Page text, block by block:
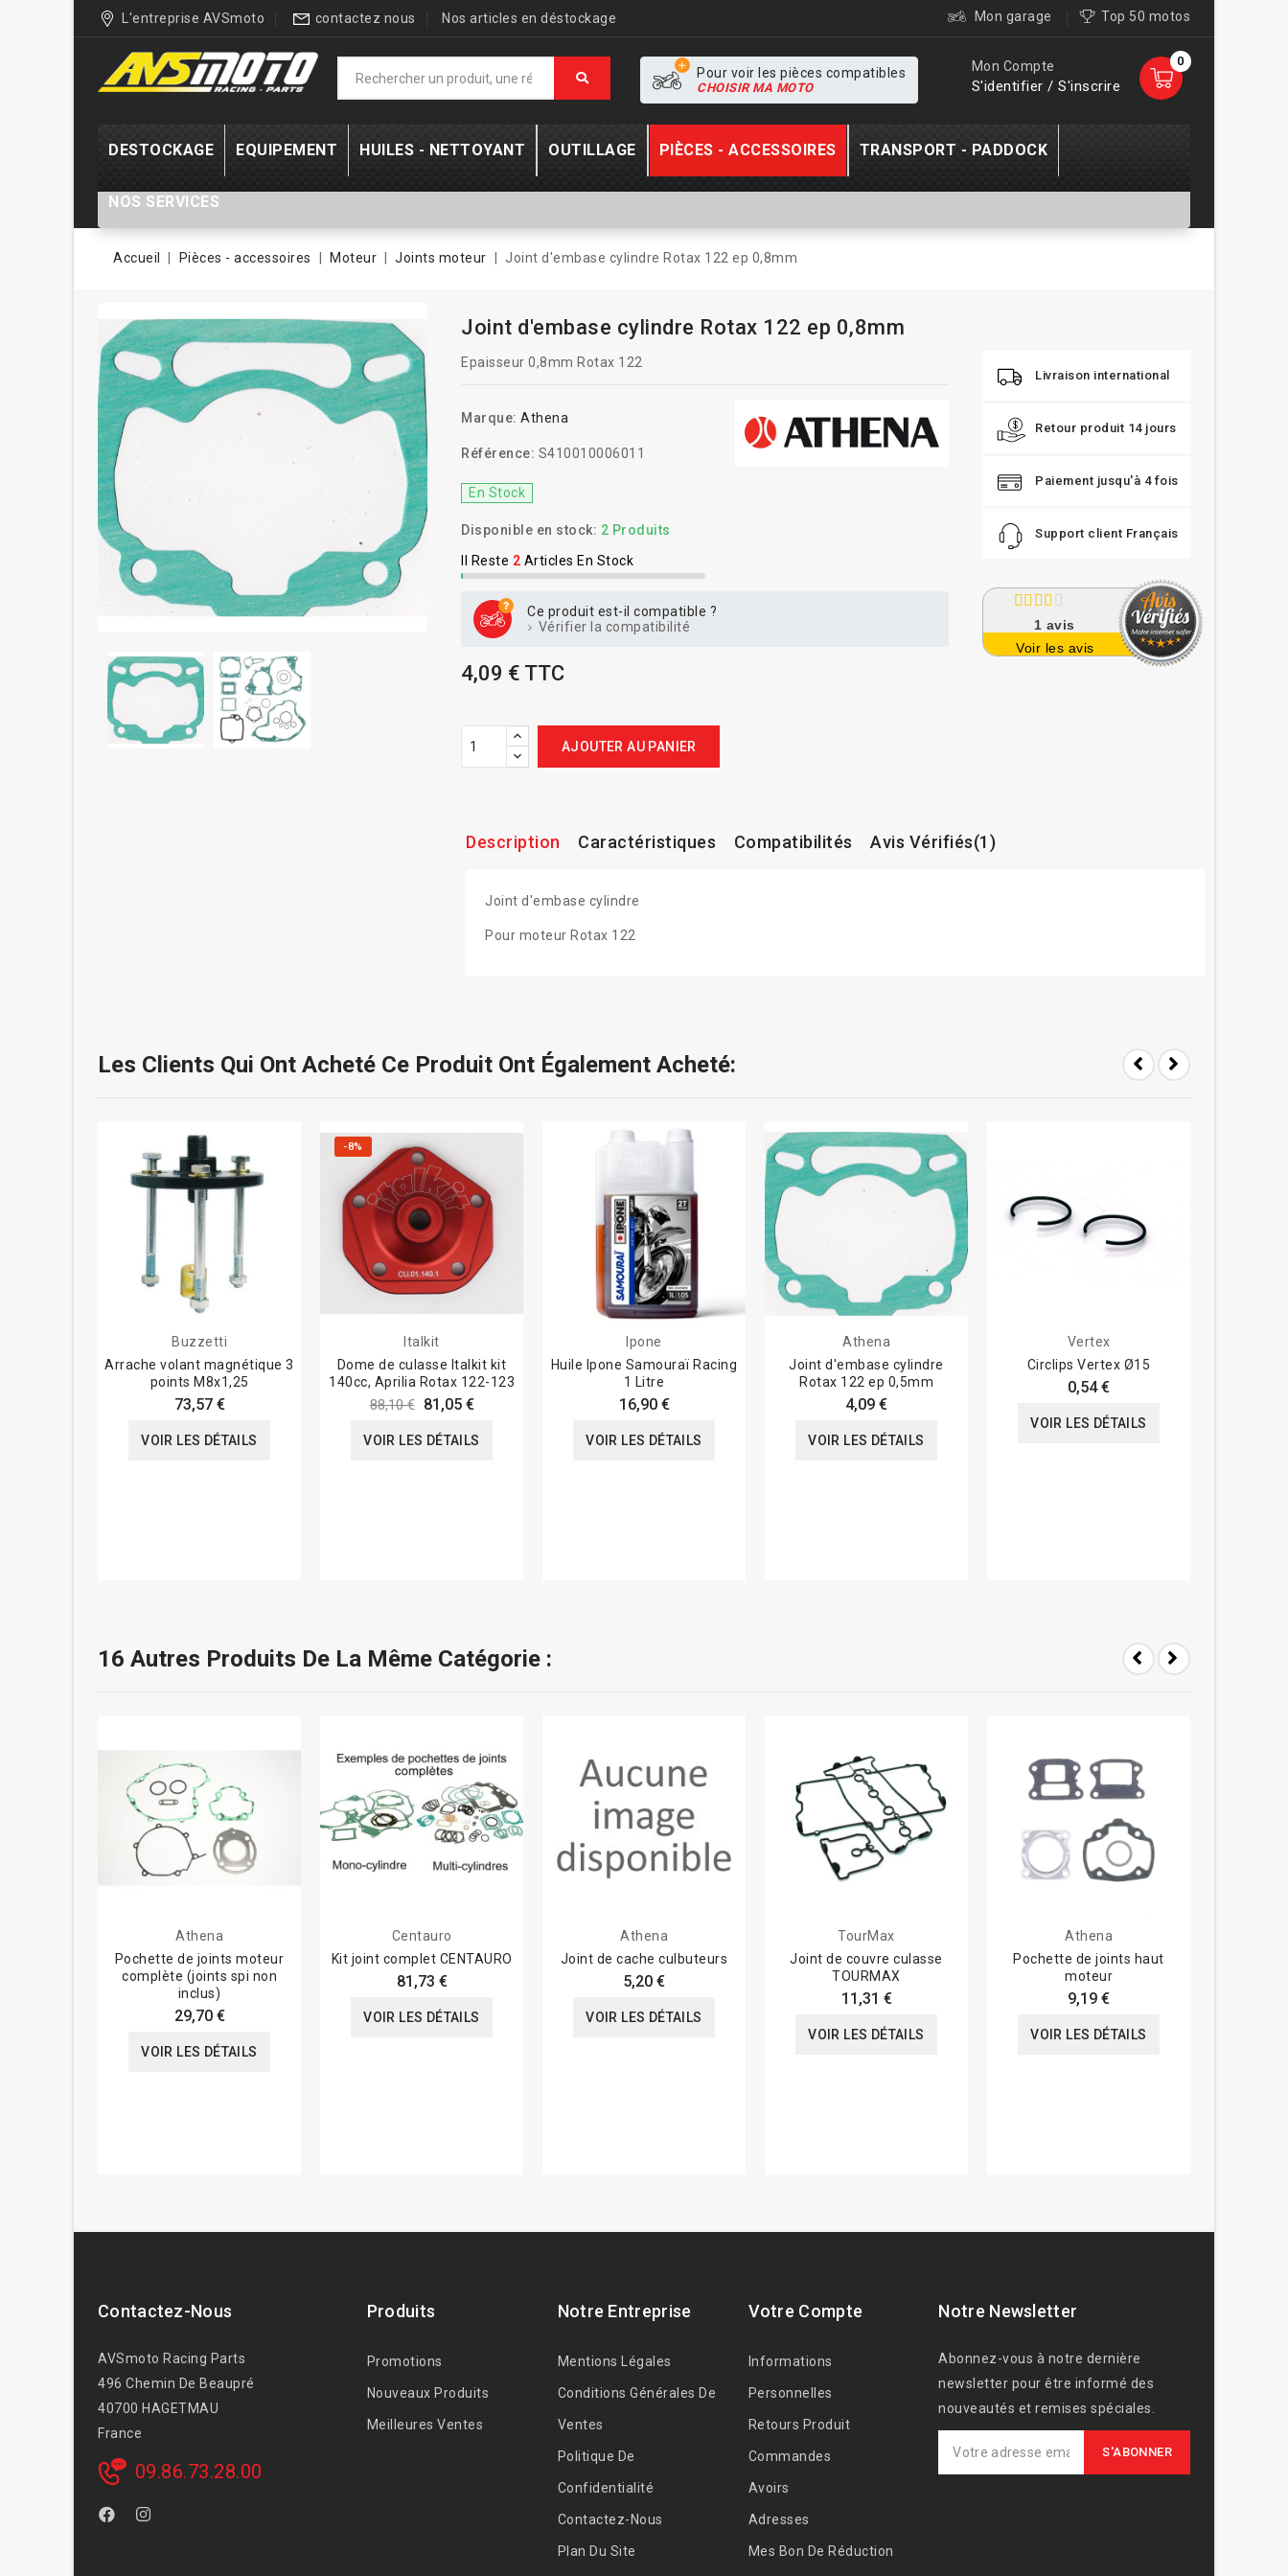
L'entreprise AVSmoto contactez nous Nos articles en déstockage Mon garage Top 50 motos
0
Mon Compte
S'identifier / S'inscrire
Pour voir les pièces compatibles
CHOISIR MA MOTO
DESTOCKAGE EQUIPEMENT HUILES - NETTOYANT OUTILLAGE PIÈCES - ACCESSOIRES TRANSPORT - PADDOCK
NOS SERVICES
Accueil Pièces - accessoires Moteur Joints moteur Joint d'embase cylindre Rotax 122 ep 0,8mm
Joint d'embase cylindre Rotax 122 ep 0,8mm
Epaisseur 0,8mm Rotax 122
Marque: Athena
Référence: S410010006011
En Stock
Disponible en stock: 2 Produits
Il Reste 2 Articles En Stock
Ce produit est-il compatible ?
Vérifier la compatibilité
4,09 € TTC
AJOUTER AU PANIER
Livraison international
Retour produit 14 jours
Paiement jusqu'à 4 fois
Support client Français
1 avis
Voir les avis
Description Caractéristiques Compatibilités Avis Vérifiés(1)
Joint d'embase cylindre
Pour moteur Rotax 122
Les Clients Qui Ont Acheté Ce Produit Ont Également Acheté:
Buzzetti
Arrache volant magnétique 3
points M8x1,25
73,57 €
VOIR LES DÉTAILS
-8%
Italkit
Dome de culasse Italkit kit
140cc, Aprilia Rotax 122-123
88,10 € 81,05 €
VOIR LES DÉTAILS
Ipone
Huile Ipone Samouraï Racing
1 Litre
16,90 €
VOIR LES DÉTAILS
Athena
Joint d'embase cylindre
Rotax 122 ep 0,5mm
4,09 €
VOIR LES DÉTAILS
Vertex
Circlips Vertex Ø15
0,54 €
VOIR LES DÉTAILS
16 Autres Produits De La Même Catégorie :
Athena
Pochette de joints moteur
complète (joints spi non
inclus)
29,70 €
VOIR LES DÉTAILS
Centauro
Kit joint complet CENTAURO
81,73 €
VOIR LES DÉTAILS
Athena
Joint de cache culbuteurs
5,20 €
VOIR LES DÉTAILS
TourMax
Joint de couvre culasse
TOURMAX
11,31 €
VOIR LES DÉTAILS
Athena
Pochette de joints haut
moteur
9,19 €
VOIR LES DÉTAILS
Contactez-Nous
AVSmoto Racing Parts
496 Chemin De Beaupré
40700 HAGETMAU
France
09.86.73.28.00
Produits
Promotions
Nouveaux Produits
Meilleures Ventes
Notre Entreprise
Mentions Légales
Conditions Générales De
Ventes
Politique De
Confidentialité
Contactez-Nous
Plan Du Site
Votre Compte
Informations
Personnelles
Retours Produit
Commandes
Avoirs
Adresses
Mes Bon De Réduction
Notre Newsletter
Abonnez-vous à notre dernière
newsletter pour être informé des
nouveautés et remises spéciales.